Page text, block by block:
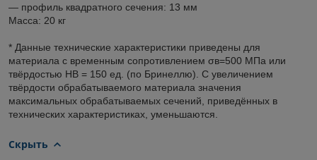
— профиль квадратного сечения: 13 мм
Масса: 20 кг
* Данные технические характеристики приведены для
материала с временным сопротивлением σв=500 МПа или
твёрдостью НВ = 150 ед. (по Бринеллю). С увеличением
твёрдости обрабатываемого материала значения
максимальных обрабатываемых сечений, приведённых в
технических характеристиках, уменьшаются.
Скрыть